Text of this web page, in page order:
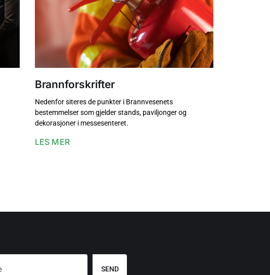
Brannforskrifter
Nedenfor siteres de punkter i Brannvesenets
bestemmelser som gjelder stands, paviljonger og
dekorasjoner i messesenteret.
LES MER
SEND